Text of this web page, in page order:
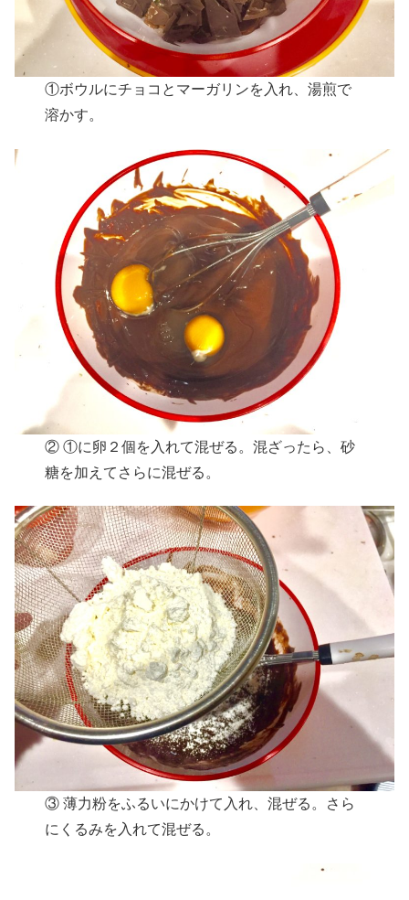
①ボウルにチョコとマーガリンを入れ、湯煎で
溶かす。
② ①に卵２個を入れて混ぜる。混ざったら、砂
糖を加えてさらに混ぜる。
③ 薄力粉をふるいにかけて入れ、混ぜる。さら
にくるみを入れて混ぜる。